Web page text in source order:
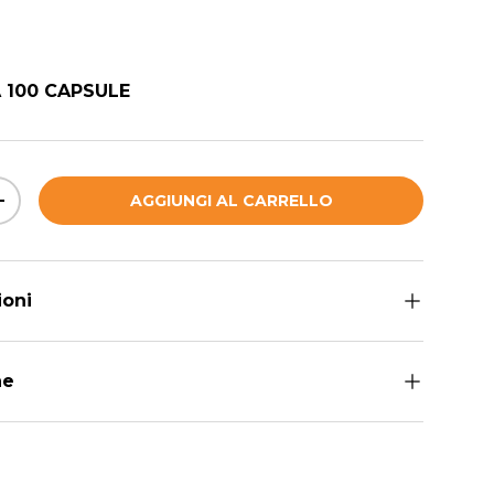
CAPSULE
LA QUANTITÀ
AGGIUNGI AL CARRELLO